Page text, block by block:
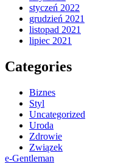
styczeń 2022
grudzień 2021
listopad 2021
lipiec 2021
Categories
Biznes
Styl
Uncategorized
Uroda
Zdrowie
Związek
e-Gentleman